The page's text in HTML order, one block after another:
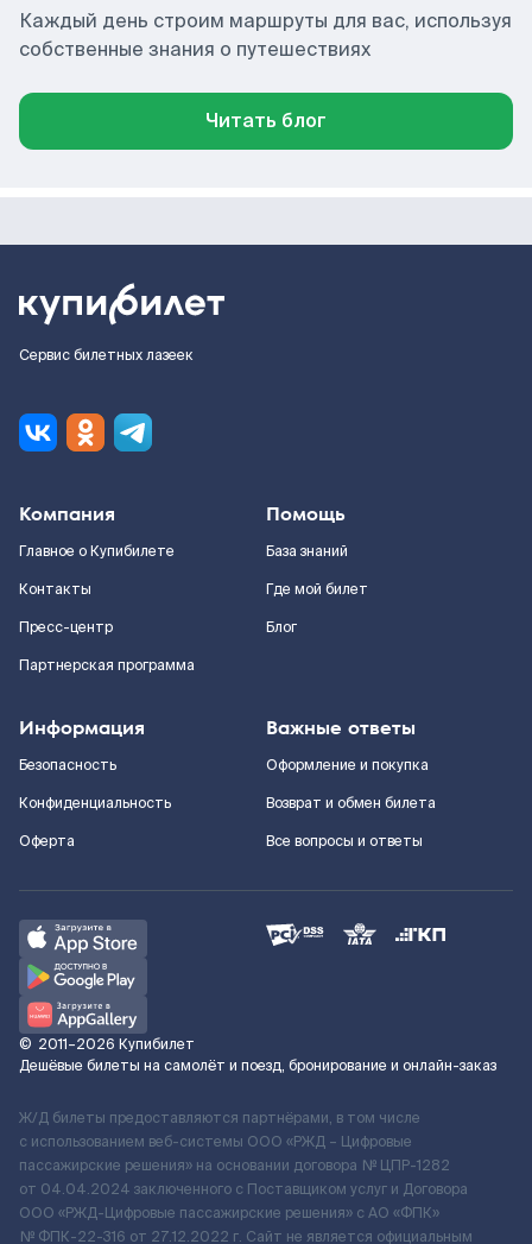
Каждый день строим маршруты для вас, используя
собственные знания о путешествиях
Читать блог
Сервис билетных лазеек
Компания
Главное о Купибилете
Контакты
Пресс-центр
Партнерская программа
Помощь
База знаний
Где мой билет
Блог
Информация
Безопасность
Конфиденциальность
Оферта
Важные ответы
Оформление и покупка
Возврат и обмен билета
Все вопросы и ответы
© 2011–2026 Купибилет
Дешёвые билеты на самолёт и поезд, бронирование и онлайн-заказ
Ж/Д билеты предоставляются партнёрами, в том числе
с использованием веб-системы ООО «РЖД – Цифровые
пассажирские решения» на основании договора № ЦПР-1282
от 04.04.2024 заключенного с Поставщиком услуг и Договора
ООО «РЖД-Цифровые пассажирские решения» c АО «ФПК»
№ ФПК-22-316 от 27.12.2022 г. Сайт не является официальным